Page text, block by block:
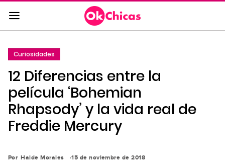
Saltar
al
contenido
la
navegación
principal
Curiosidades
12 Diferencias entre la
película ‘Bohemian
Rhapsody’ y la vida real de
Freddie Mercury
Por Haide Morales 15 de noviembre de 2018